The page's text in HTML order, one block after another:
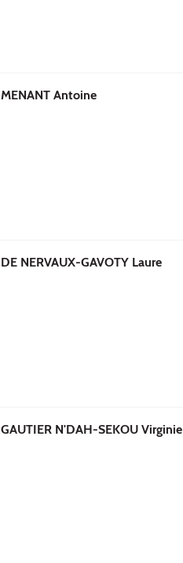
MENANT Antoine
DE NERVAUX-GAVOTY Laure
GAUTIER N'DAH-SEKOU Virginie